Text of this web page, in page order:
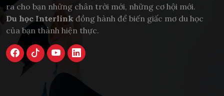
ra cho bạn những chân trời mới, những cơ hội mới.
Du học Interlink đồng hành để biến giấc mơ du học
của bạn thành hiện thực.